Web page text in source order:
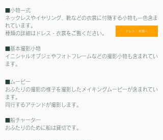
■小物一式
ネックレスやイヤリング、靴などの衣裳に付随する小物も一色含ま
れています。
種類の詳細はドレス・衣裳をご覧ください。
■基本撮影小物
イニシャルオブジェやフォトフレームなどの撮影小物も含まれてい
ます。
ドレス・衣裳へ
​■ムービー
おふたりの撮影の様子を撮影したメイキングムービーが含まれてい
ます。
同行するアテンドが撮影します。
■船チャーター
おふたりのために船は貸切です。